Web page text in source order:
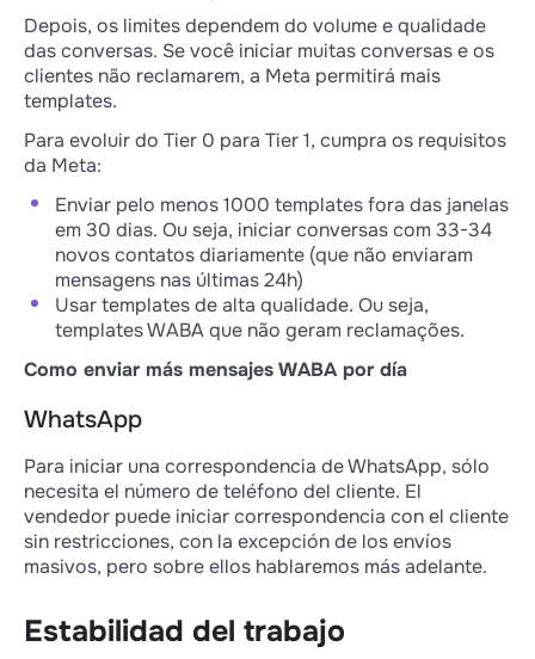
Depois, os limites dependem do volume e qualidade
das conversas. Se você iniciar muitas conversas e os
clientes não reclamarem, a Meta permitirá mais
templates.
Para evoluir do Tier 0 para Tier 1, cumpra os requisitos
da Meta:
Enviar pelo menos 1000 templates fora das janelas
em 30 dias. Ou seja, iniciar conversas com 33-34
novos contatos diariamente (que não enviaram
mensagens nas últimas 24h)
Usar templates de alta qualidade. Ou seja,
templates WABA que não geram reclamações.
Como enviar más mensajes WABA por día
WhatsApp
Para iniciar una correspondencia de WhatsApp, sólo
necesita el número de teléfono del cliente. El
vendedor puede iniciar correspondencia con el cliente
sin restricciones, con la excepción de los envíos
masivos, pero sobre ellos hablaremos más adelante.
Estabilidad del trabajo